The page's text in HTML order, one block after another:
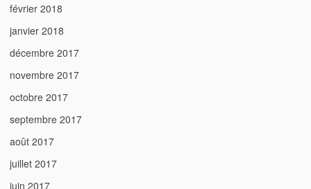
février 2018
janvier 2018
décembre 2017
novembre 2017
octobre 2017
septembre 2017
août 2017
juillet 2017
juin 2017